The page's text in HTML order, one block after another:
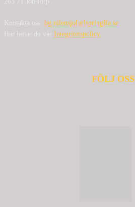
Kontakta oss: bg.nilensjo[at]springlfa.se
Här hittar du vår Integritetspolicy
FÖLJ OSS